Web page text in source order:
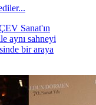
Sanat'ın
aynı sahneyi
bir araya